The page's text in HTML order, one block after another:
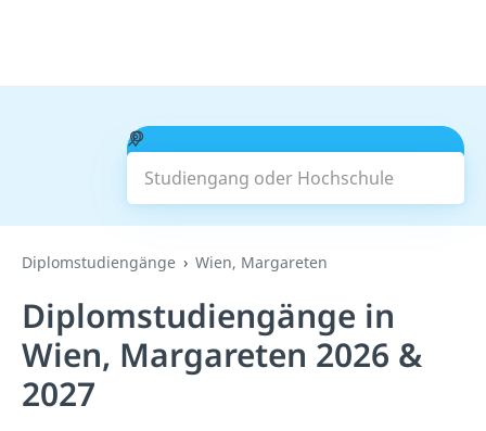
Studiengang oder Hochschule
Suchen
Diplomstudiengänge Wien, Margareten
Diplomstudiengänge in
Wien, Margareten 2026 &
2027